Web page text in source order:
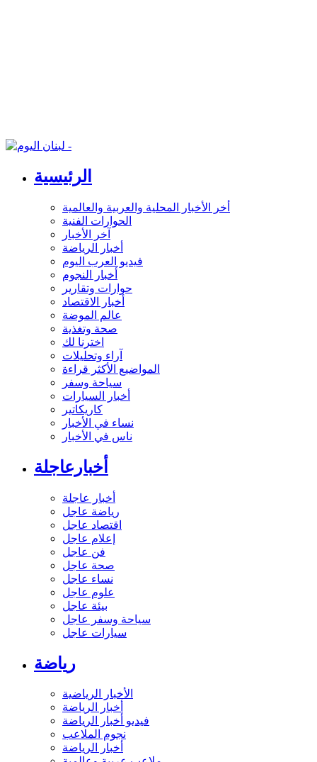
الرئيسية
أخر الأخبار المحلية والعربية والعالمية
الحوارات الفنية
آخر الأخبار
أخبار الرياضة
فيديو العرب اليوم
أخبار النجوم
حوارات وتقارير
أخبار الاقتصاد
عالم الموضة
صحة وتغذية
اخترنا لك
آراء وتحليلات
المواضيع الأكثر قراءة
سياحة وسفر
أخبار السيارات
كاريكاتير
نساء في الأخبار
ناس في الأخبار
أخبارعاجلة
أخبار عاجلة
رياضة عاجل
اقتصاد عاجل
إعلام عاجل
فن عاجل
صحة عاجل
نساء عاجل
علوم عاجل
بيئة عاجل
سياحة وسفر عاجل
سيارات عاجل
رياضة
الأخبار الرياضية
أخبار الرياضة
فيديو أخبار الرياضة
نجوم الملاعب
أخبار الرياضة